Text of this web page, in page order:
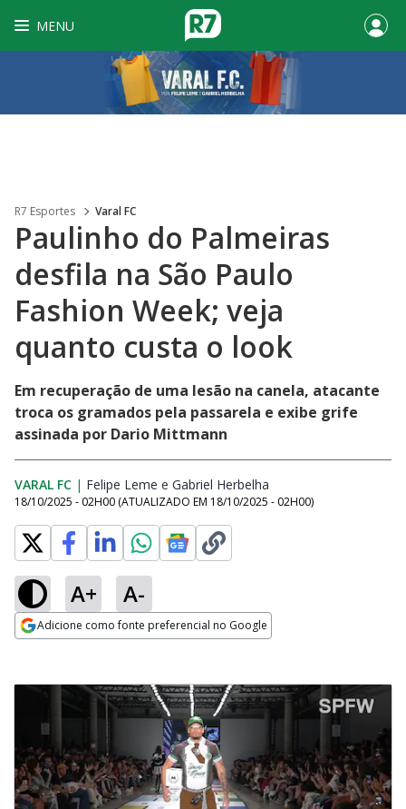
MENU
R7 Esportes Varal FC
Paulinho do Palmeiras
desfila na São Paulo
Fashion Week; veja
quanto custa o look
Em recuperação de uma lesão na canela, atacante
troca os gramados pela passarela e exibe grife
assinada por Dario Mittmann
VARAL FC | Felipe Leme Opens in new window
e Gabriel Herbelha
18/10/2025 - 02H00 (ATUALIZADO EM 18/10/2025 - 02H00)
A+ A-
Adicione como fonte preferencial no Google